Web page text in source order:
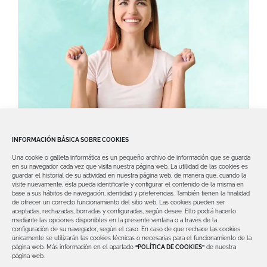
INFORMACIÓN BÁSICA SOBRE COOKIES
Una cookie o galleta informática es un pequeño archivo de información que se guarda
en su navegador cada vez que visita nuestra página web.
La utilidad de las cookies es
guardar el historial de su actividad en nuestra página web, de manera que, cuando la
visite nuevamente, ésta pueda identificarle y configurar el contenido de la misma en
base a sus hábitos de navegación, identidad y preferencias. También tienen la finalidad
de ofrecer un correcto funcionamiento del sitio web.
Las cookies pueden ser
aceptadas, rechazadas, borradas y configuradas, según desee. Ello podrá hacerlo
mediante las opciones disponibles en la presente ventana o a través de la
configuración de su navegador, según el caso. En caso de que rechace las cookies
únicamente se utilizarán las cookies técnicas o necesarias para el funcionamiento de la
página web. Más información en el apartado “POLÍTICA DE COOKIES” de nuestra
página web.
6 Remedios para hongos en la boca
Los hongos en la boca representan una
enfermedad llamada candidiasis bucal. En
ocasiones, incluso